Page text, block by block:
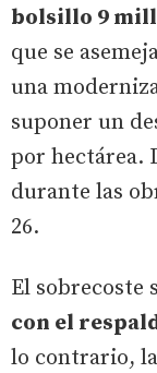
bolsillo 9
que se
una
suponer un
por hectárea.
durante las
26.
El sobrecoste
con el
lo contrario,